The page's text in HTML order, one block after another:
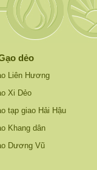
dẻo
Liên Hương
Xi Dẻo
tạp giao Hải Hậu
Khang dân
Dương Vũ